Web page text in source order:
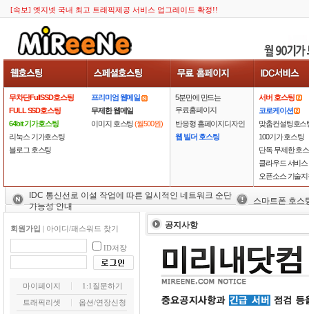
[속보] 엣지넷 국내 최고 트래픽제공 서비스 업그레이드 확정!!
무차단FullSSD호스팅
FULL SSD호스팅
64bit 기가호스팅
리눅스 기가호스팅
블로그 호스팅
프리미엄 웹메일
무제한 웹메일
이미지 호스팅(월500원)
5분만에 만드는
무료홈페이지
반응형 홈페이지디자인
웹 빌더 호스팅
서버 호스팅
코로케이션
맞춤컨설팅호스
100기가 호스팅
단독 무제한 호
클라우드 서비스
오픈소스 기술
IDC 통신선로 이설 작업에 따른 일시적인 네트워크 순단
가능성 안내
스마트폰 호스
회원가입 | 아이디/패스워드 찾기
ID저장
마이페이지
1:1질문하기
트래픽리셋
옵션/연장신청
공지사항